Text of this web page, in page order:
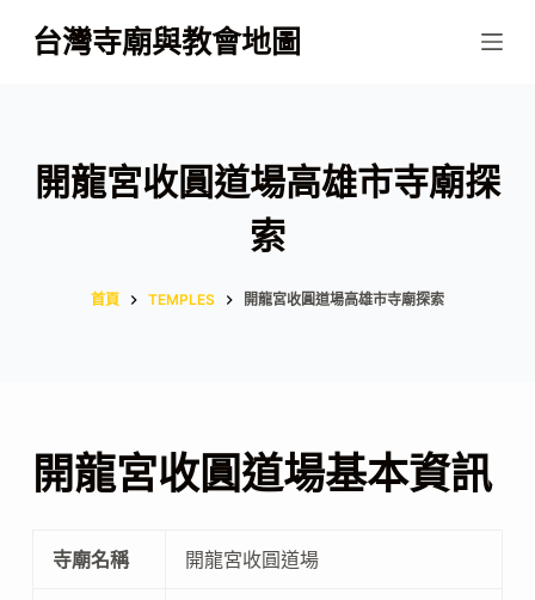
跳
至
容
台灣寺廟與教會地圖
開龍宮收圓道場高雄市寺廟探
索
首頁 TEMPLES 開龍宮收圓道場高雄市寺廟探索
開龍宮收圓道場基本資訊
寺廟名稱 開龍宮收圓道場